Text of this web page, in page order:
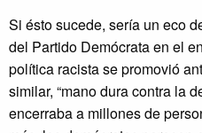
Si ésto sucede, sería un eco
del Partido Demócrata en el
política racista se promovió
similar, “mano dura contra la
encerraba a millones de